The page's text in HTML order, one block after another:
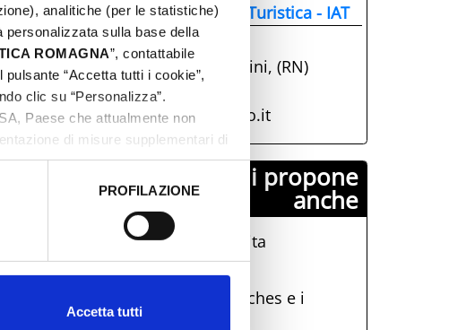
analitiche (per le statistiche)
sulla base della
ROMAGNA”, contattabile
“Accetta tutti i cookie”,
clic su “Personalizza”.
Paese che attualmente non
di misure supplementari di
PROFILAZIONE
Accetta tutti
Informazione e Accoglienza Turistica - IAT
+39 0541.51441
Parco Fellini, 47921, Rimini, (RN)
info@visitrimini.com
http://www.riminiturismo.it
Comune di Rimini propone
anche
La Terrazza Della Dolce Vita
Dire, Mare, Mangiare
Una notte al Museo: Eutyches e i
mosaici di età imperiale